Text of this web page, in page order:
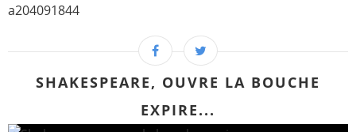
a204091844
SHAKESPEARE, OUVRE LA BOUCHE
EXPIRE...